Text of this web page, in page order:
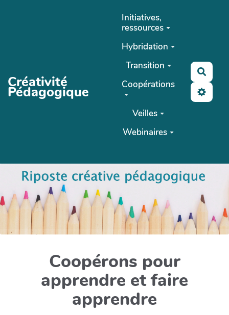
Créativité
Pédagogique
Initiatives,
ressources
Hybridation
Transition
Coopérations
Veilles
Webinaires
Coopérons pour
apprendre et faire
apprendre